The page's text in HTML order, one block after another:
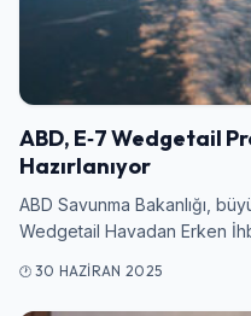
ABD, E‑7 Wedgetail
Hazırlanıyor
ABD Savunma Bakanlığı,
Wedgetail Havadan Erken
30 HAZIRAN 2025